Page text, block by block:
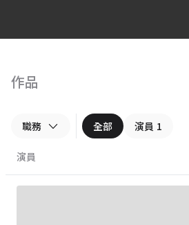
作品
職務 全部 演員 1
演員